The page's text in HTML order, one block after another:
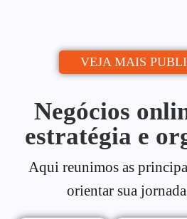
VEJA MAIS
Negócios
estratégia e
Aqui reunimos as
orientar sua